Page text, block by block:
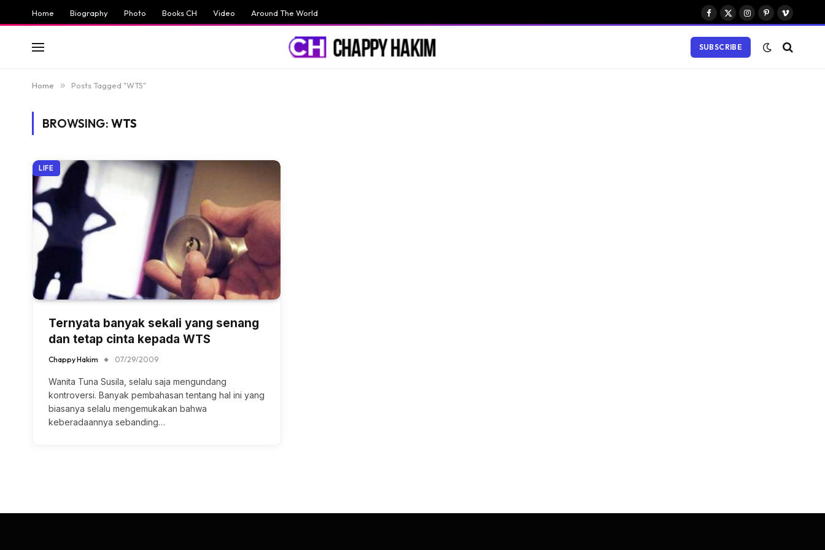
Home Biography Photo Books CH Video Around The World
Facebook
X
Instagram
PinterestVimeo
SUBSCRIBE
Home » Posts Tagged "WTS"
BROWSING: WTS
LIFE
Ternyata banyak sekali yang senang
dan tetap cinta kepada WTS
Chappy Hakim 07/29/2009
Wanita Tuna Susila, selalu saja mengundang
kontroversi. Banyak pembahasan tentang hal ini yang
biasanya selalu mengemukakan bahwa
keberadaannya sebanding…